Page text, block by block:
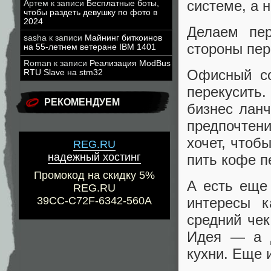
Артем к записи Бесплатные боты,
чтобы раздеть девушку по фото в
2024
sasha к записи Майнинг биткоинов
на 55-летнем ветеране IBM 1401
Roman к записи Реализация ModBus
RTU Slave на stm32
РЕКОМЕНДУЕМ
REG.RU
надежный хостинг
Промокод на скидку 5%
REG.RU
39CC-C72F-6342-560A
системе, а
Делаем
стороны
Офисный
бизнес
хочет,
пить кофе
А есть еще
интересы
средний
Идея — а
кухни. Еще